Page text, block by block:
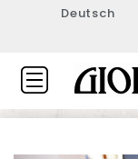
Deutsch